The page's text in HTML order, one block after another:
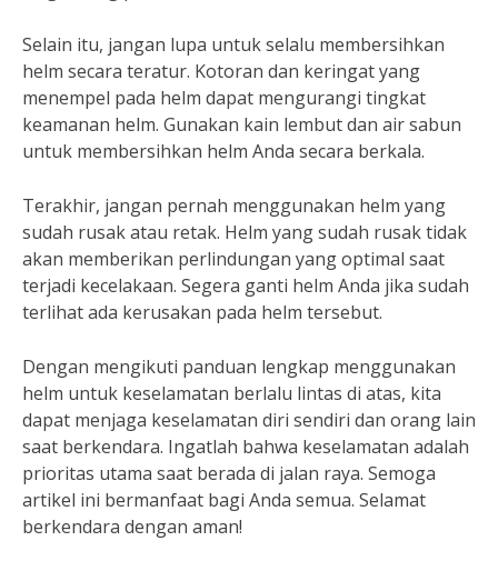
Selain itu, jangan lupa untuk selalu membersihkan
helm secara teratur. Kotoran dan keringat yang
menempel pada helm dapat mengurangi tingkat
keamanan helm. Gunakan kain lembut dan air sabun
untuk membersihkan helm Anda secara berkala.
Terakhir, jangan pernah menggunakan helm yang
sudah rusak atau retak. Helm yang sudah rusak tidak
akan memberikan perlindungan yang optimal saat
terjadi kecelakaan. Segera ganti helm Anda jika sudah
terlihat ada kerusakan pada helm tersebut.
Dengan mengikuti panduan lengkap menggunakan
helm untuk keselamatan berlalu lintas di atas, kita
dapat menjaga keselamatan diri sendiri dan orang lain
saat berkendara. Ingatlah bahwa keselamatan adalah
prioritas utama saat berada di jalan raya. Semoga
artikel ini bermanfaat bagi Anda semua. Selamat
berkendara dengan aman!